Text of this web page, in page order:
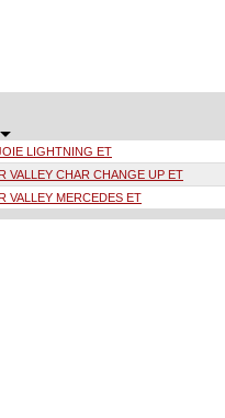
LIGHTNING ET
VALLEY CHAR CHANGE UP ET
VALLEY MERCEDES ET